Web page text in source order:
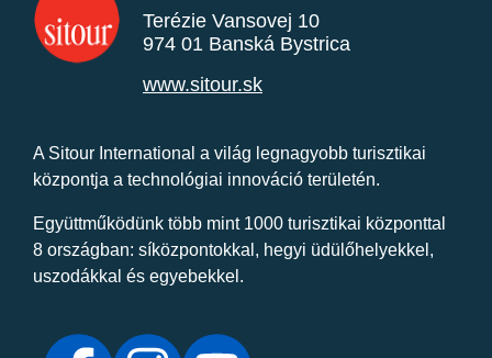
Terézie Vansovej 10
974 01 Banská Bystrica
www.sitour.sk
A Sitour International a világ legnagyobb turisztikai
központja a technológiai innováció területén.
Együttműködünk több mint 1000 turisztikai központtal
8 országban: síközpontokkal, hegyi üdülőhelyekkel,
uszodákkal és egyebekkel.